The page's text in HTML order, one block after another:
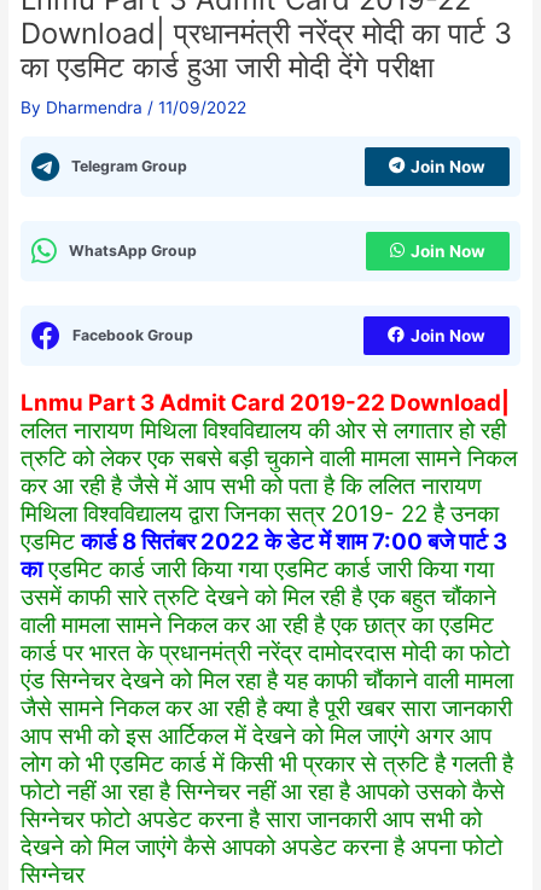
Download| प्रधानमंत्री नरेंद्र मोदी का पार्ट 3
का एडमिट कार्ड हुआ जारी मोदी देंगे परीक्षा
By Dharmendra /11/09/2022
Telegram Group Join Now
WhatsApp Group Join Now
Facebook Group Join Now
Lnmu Part 3 Admit Card 2019-22 Download|
ललित नारायण मिथिला विश्वविद्यालय की ओर से लगातार हो रही
त्रुटि को लेकर एक सबसे बड़ी चुकाने वाली मामला सामने निकल
कर आ रही है जैसे में आप सभी को पता है कि ललित नारायण
मिथिला विश्वविद्यालय द्वारा जिनका सत्र 2019- 22 है उनका
एडमिटकार्ड 8 सितंबर 2022 के डेट में शाम 7:00 बजे पार्ट 3
काएडमिट कार्ड जारी किया गया एडमिट कार्ड जारी किया गया
उसमें काफी सारे त्रुटि देखने को मिल रही है एक बहुत चौंकाने
वाली मामला सामने निकल कर आ रही है एक छात्र का एडमिट
कार्ड पर भारत के प्रधानमंत्री नरेंद्र दामोदरदास मोदी का फोटो
एंड सिग्नेचर देखने को मिल रहा है यह काफी चौंकाने वाली मामला
जैसे सामने निकल कर आ रही है क्या है पूरी खबर सारा जानकारी
आप सभी को इस आर्टिकल में देखने को मिल जाएंगे अगर आप
लोग को भी एडमिट कार्ड में किसी भी प्रकार से त्रुटि है गलती है
फोटो नहीं आ रहा है सिग्नेचर नहीं आ रहा है आपको उसको कैसे
सिग्नेचर फोटो अपडेट करना है सारा जानकारी आप सभी को
देखने को मिल जाएंगे कैसे आपको अपडेट करना है अपना फोटो
सिग्नेचर